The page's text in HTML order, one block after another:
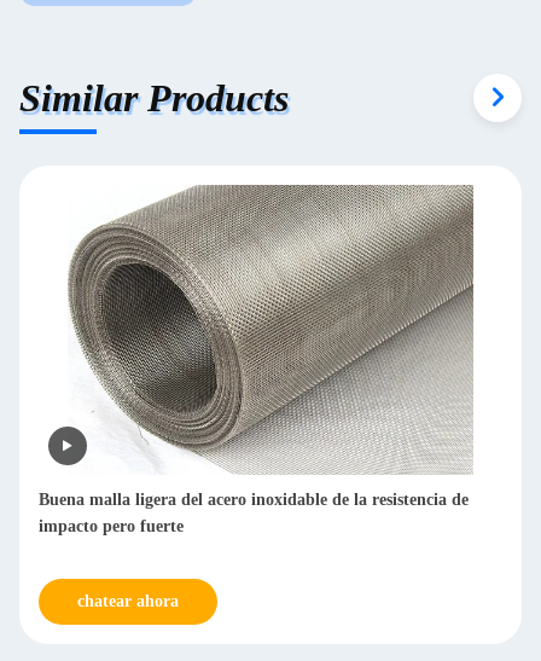
Similar Products
Filtros reutilizables de malla SS de 1-300 µm de finura para
metalurgia química
chatear ahora